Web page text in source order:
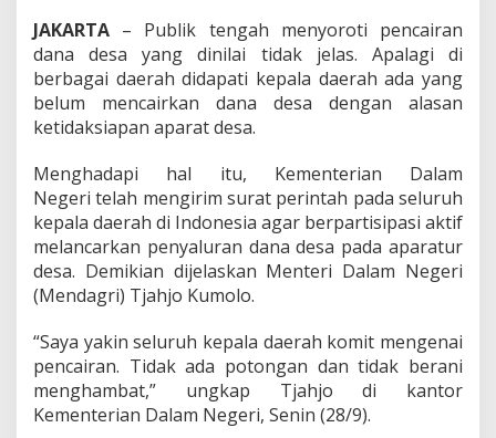
K
e
p
l
a
e
r
a
h
i
p
C
a
r
JAKARTA – Publik tengah menyoroti pencairan
dana desa yang dinilai tidak jelas. Apalagi di
berbagai daerah didapati kepala daerah ada yang
belum mencairkan dana desa dengan alasan
ketidaksiapan aparat desa.
Menghadapi hal itu, Kementerian Dalam
Negeri telah mengirim surat perintah pada seluruh
kepala daerah di Indonesia agar berpartisipasi aktif
melancarkan penyaluran dana desa pada aparatur
desa. Demikian dijelaskan Menteri Dalam Negeri
(Mendagri) Tjahjo Kumolo.
“Saya yakin seluruh kepala daerah komit mengenai
pencairan. Tidak ada potongan dan tidak berani
menghambat,” ungkap Tjahjo di kantor
Kementerian Dalam Negeri, Senin (28/9).